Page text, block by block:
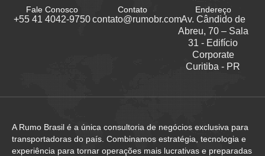
Fale Conosco
+55 41 4042-9750
Contato
contato@rumobr.com
Endereço
Av. Cândido de
Abreu, 70 – Sala
31 - Edifício
Corporate
Curitiba - PR
A Rumo Brasil é a única consultoria de negócios exclusiva para
transportadoras do país. Combinamos estratégia, tecnologia e
experiência para tornar operações mais lucrativas e preparadas